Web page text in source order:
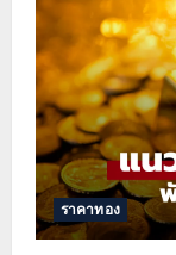
ราคาทอง